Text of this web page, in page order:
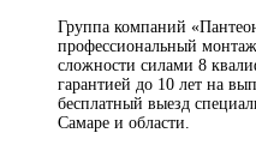
Группа компаний
профессиональный
сложности силами 8
гарантией до 10 лет на
бесплатный выезд
Самаре и области.